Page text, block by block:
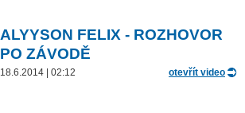
ALYYSON FELIX - ROZHOVOR
PO ZÁVODĚ
18.6.2014 | 02:12 otevřít video